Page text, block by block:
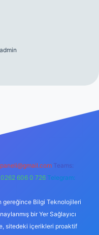
admin
hiltonbet yeni giriş
Teams:
606 0 726 Telegram:
gereğince Bilgi Teknolojileri
bir Yer Sağlayıcı
sitedeki içerikleri proaktif